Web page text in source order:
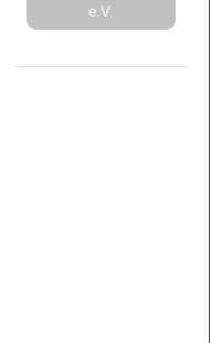
e.V.